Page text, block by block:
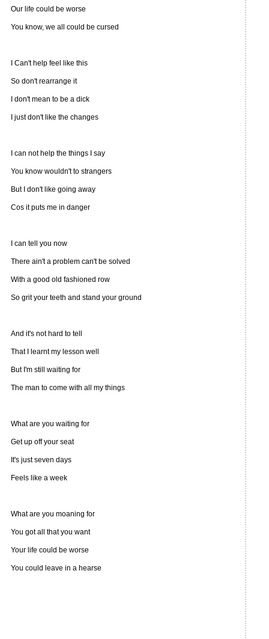
Our life could be worse
You know, we all could be cursed
I Can't help feel like this
So don't rearrange it
I don't mean to be a dick
I just don't like the changes
I can not help the things I say
You know wouldn't to strangers
But I don't like going away
Cos it puts me in danger
I can tell you now
There ain't a problem can't be solved
With a good old fashioned row
So grit your teeth and stand your ground
And it's not hard to tell
That I learnt my lesson well
But I'm still waiting for
The man to come with all my things
What are you waiting for
Get up off your seat
It's just seven days
Feels like a week
What are you moaning for
You got all that you want
Your life could be worse
You could leave in a hearse